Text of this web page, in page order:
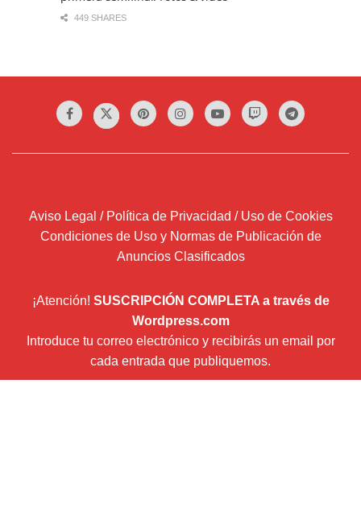
449 SHARES
Aviso Legal / Política de Privacidad / Uso de Cookies
Condiciones de Uso y Normas de Publicación de
Anuncios Clasificados
¡Atención! SUSCRIPCIÓN COMPLETA a través de
Wordpress.com
Introduce tu correo electrónico y recibirás un email por
cada entrada que publiquemos.